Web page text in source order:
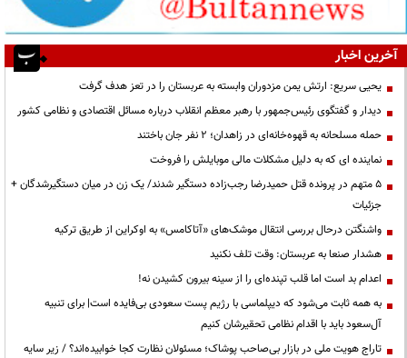
آخرین اخبار
یحیی سریع: ارتش یمن مزدوران وابسته به عربستان را در تعز هدف گرفت
دیدار و گفتگوی رئیس‌جمهور با رهبر معظم انقلاب درباره مسائل اقتصادی و نظامی کشور
حمله مسلحانه به قهوه‌خانه‌ای در زاهدان؛ ۲ نفر جان باختند
نماینده ای که به دلیل مشکلات مالی موبایلش را فروخت
۵ متهم در پرونده قتل حمیدرضا رجب‌زاده دستگیر شدند/ یک زن در میان دستگیرشدگان +
جزئیات
واشنگتن درحال بررسی انتقال موشک‌های «آتاکامس» به اوکراین از طریق ترکیه
هشدار صنعا به عربستان: وقت تلف نکنید
اعدام بد است اما قلب تپنده‌ای را از سینه بیرون کشیدن نه!
به همه ثابت می‌شود که دیپلماسی با رژیم پست سعودی بی‌فایده است| برای تنبیه
آل‌سعود باید با اقدام نظامی تحقیرشان کنیم
تاراج هویت ملی در بازار بی‌صاحب پوشاک؛ مسئولان نظارت کجا خوابیده‌اند؟ / زیر سایه